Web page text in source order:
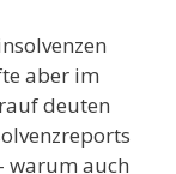
aber im
deuten
warum auch